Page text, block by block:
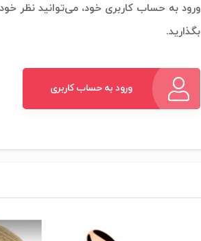
ورود به حساب کاربری خود، می‌توانید نظر
بگذارید.
ورود به حساب کاربری